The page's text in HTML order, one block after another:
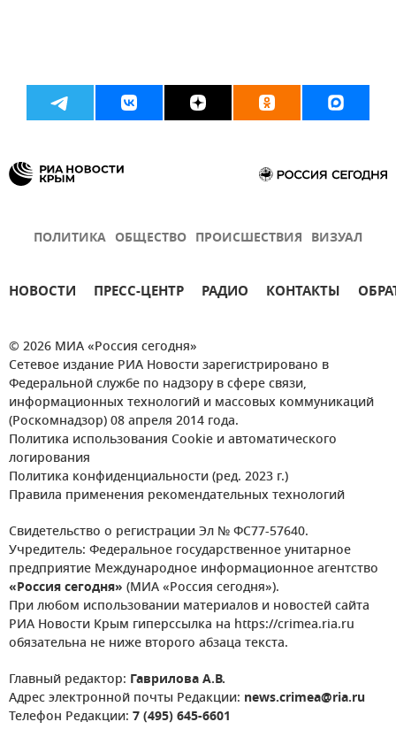
ПОЛИТИКА ОБЩЕСТВО ПРОИСШЕСТВИЯ ВИЗУАЛ
НОВОСТИ ПРЕСС-ЦЕНТР РАДИО КОНТАКТЫ
© 2026 МИА «Россия сегодня»
Сетевое издание РИА Новости зарегистрировано в
Федеральной службе по надзору в сфере связи,
информационных технологий и массовых коммуникаций
(Роскомнадзор) 08 апреля 2014 года.
Политика использования Cookie и автоматического
логирования
Политика конфиденциальности (ред. 2023 г.)
Правила применения рекомендательных технологий
Свидетельство о регистрации Эл № ФС77-57640.
Учредитель: Федеральное государственное унитарное
предприятие Международное информационное агентство
«Россия сегодня» (МИА «Россия сегодня»).
При любом использовании материалов и новостей сайта
РИА Новости Крым гиперссылка на https://crimea.ria.ru
обязательна не ниже второго абзаца текста.
Главный редактор: Гаврилова А.В.
Адрес электронной почты Редакции: news.crimea@ria.ru
Телефон Редакции: 7 (495) 645-6601